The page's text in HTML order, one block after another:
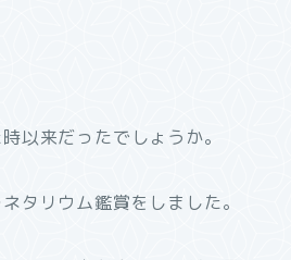
以来だったでしょうか。
タリウム鑑賞をしました。